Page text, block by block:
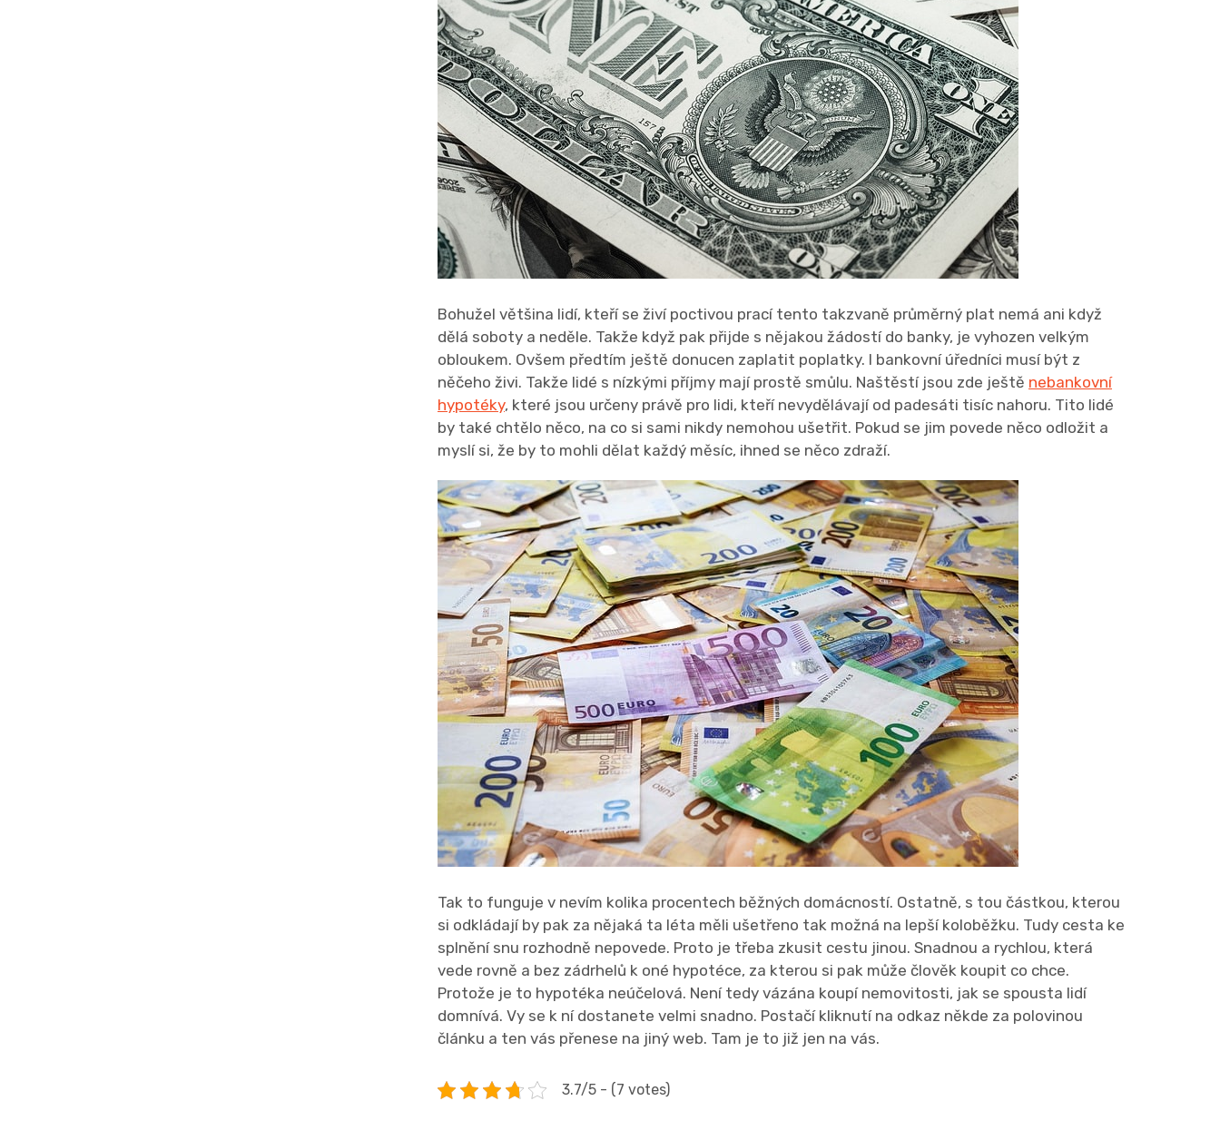
Bohužel většina lidí, kteří se živí poctivou prací tento takzvaně průměrný plat nemá ani když
dělá soboty a neděle. Takže když pak přijde s nějakou žádostí do banky, je vyhozen velkým
obloukem. Ovšem předtím ještě donucen zaplatit poplatky. I bankovní úředníci musí být z
něčeho živi. Takže lidé s nízkými příjmy mají prostě smůlu. Naštěstí jsou zde ještě nebankovní
hypotéky, které jsou určeny právě pro lidi, kteří nevydělávají od padesáti tisíc nahoru. Tito lidé
by také chtělo něco, na co si sami nikdy nemohou ušetřit. Pokud se jim povede něco odložit a
myslí si, že by to mohli dělat každý měsíc, ihned se něco zdraží.
Tak to funguje v nevím kolika procentech běžných domácností. Ostatně, s tou částkou, kterou
si odkládají by pak za nějaká ta léta měli ušetřeno tak možná na lepší koloběžku. Tudy cesta ke
splnění snu rozhodně nepovede. Proto je třeba zkusit cestu jinou. Snadnou a rychlou, která
vede rovně a bez zádrhelů k oné hypotéce, za kterou si pak může člověk koupit co chce.
Protože je to hypotéka neúčelová. Není tedy vázána koupí nemovitosti, jak se spousta lidí
domnívá. Vy se k ní dostanete velmi snadno. Postačí kliknutí na odkaz někde za polovinou
článku a ten vás přenese na jiný web. Tam je to již jen na vás.
3.7/5 - (7 votes)